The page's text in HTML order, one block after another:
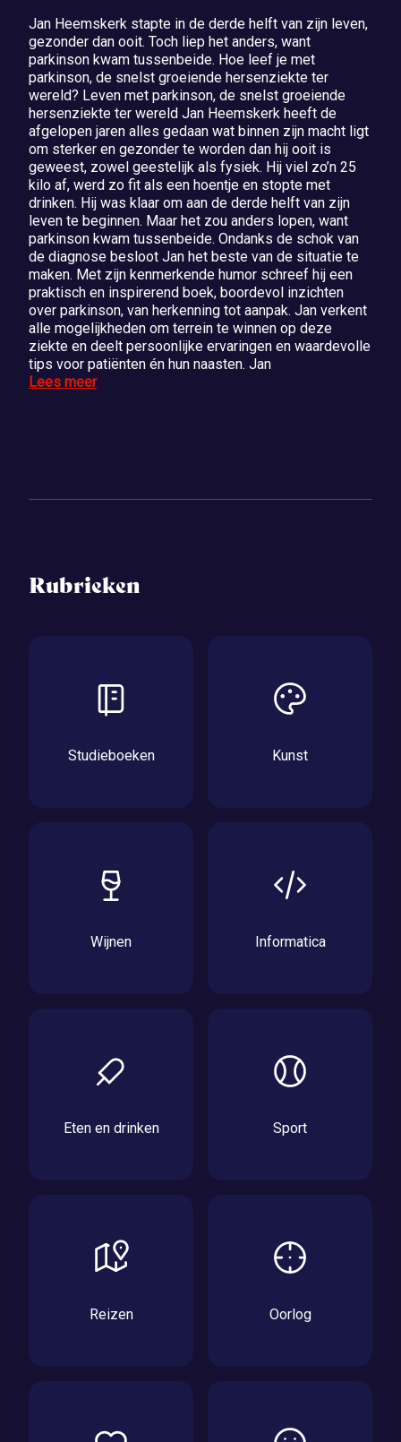
Jan Heemskerk stapte in de derde helft van zijn leven,
gezonder dan ooit. Toch liep het anders, want
parkinson kwam tussenbeide. Hoe leef je met
parkinson, de snelst groeiende hersenziekte ter
wereld? Leven met parkinson, de snelst groeiende
hersenziekte ter wereld Jan Heemskerk heeft de
afgelopen jaren alles gedaan wat binnen zijn macht ligt
om sterker en gezonder te worden dan hij ooit is
geweest, zowel geestelijk als fysiek. Hij viel zo’n 25
kilo af, werd zo fit als een hoentje en stopte met
drinken. Hij was klaar om aan de derde helft van zijn
leven te beginnen. Maar het zou anders lopen, want
parkinson kwam tussenbeide. Ondanks de schok van
de diagnose besloot Jan het beste van de situatie te
maken. Met zijn kenmerkende humor schreef hij een
praktisch en inspirerend boek, boordevol inzichten
over parkinson, van herkenning tot aanpak. Jan verkent
alle mogelijkheden om terrein te winnen op deze
ziekte en deelt persoonlijke ervaringen en waardevolle
tips voor patiënten én hun naasten. Jan
Lees meer
Rubrieken
Studieboeken Kunst
Wijnen Informatica
Eten en drinken Sport
Reizen Oorlog